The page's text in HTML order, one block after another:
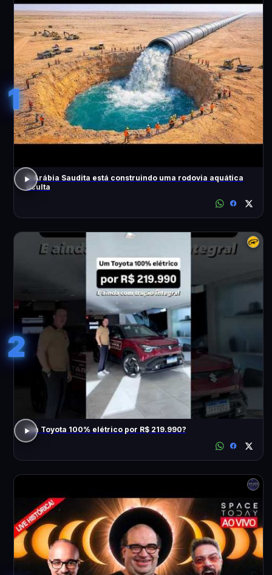
1
A Arábia Saudita está construindo uma rodovia aquática
oculta
2
Um Toyota 100% elétrico por R$ 219.990?